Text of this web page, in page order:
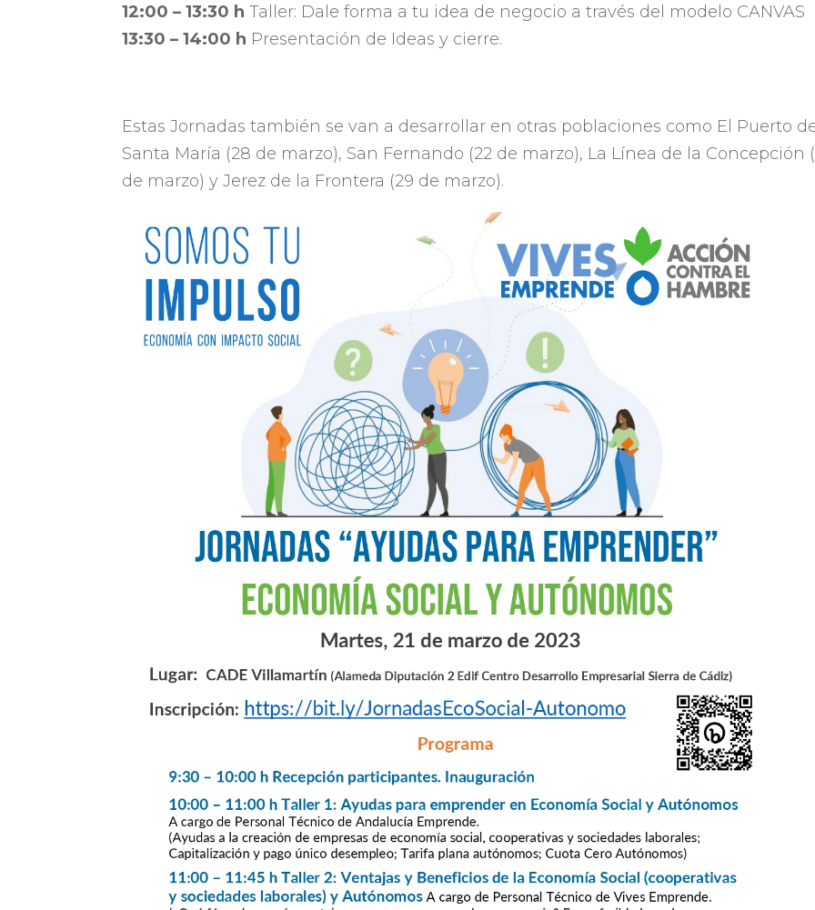
12:00 – 13:30 h Taller: Dale forma a tu idea de negocio a través del modelo CANVAS
13:30 – 14:00 h Presentación de Ideas y cierre.
Estas Jornadas también se van a desarrollar en otras poblaciones como El Puerto
Santa María (28 de marzo), San Fernando (22 de marzo), La Línea de la Concepción
de marzo) y Jerez de la Frontera (29 de marzo).